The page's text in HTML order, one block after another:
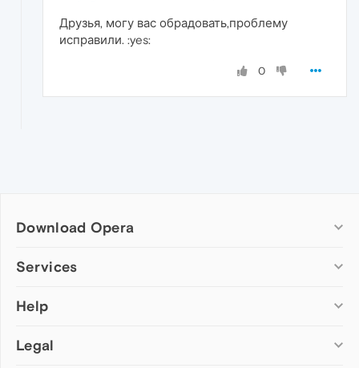
Друзья, могу вас обрадовать,проблему
исправили. :yes:
0
Download Opera
Computer browsers
Opera for Mac
Opera beta version
Services
Add-ons
Wallpapers
Help
Help & support
Legal